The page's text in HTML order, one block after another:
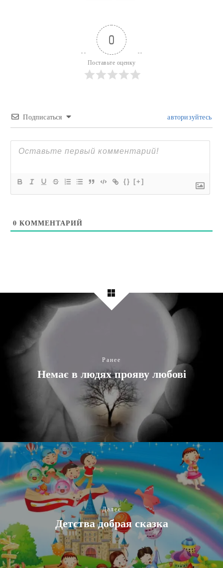
0
Поставьте оценку
Подписаться авторизуйтесь
{} [+]
0 КОММЕНТАРИЙ
Ранее
Немає в людях прояву любові
Далее
Детства добрая сказка